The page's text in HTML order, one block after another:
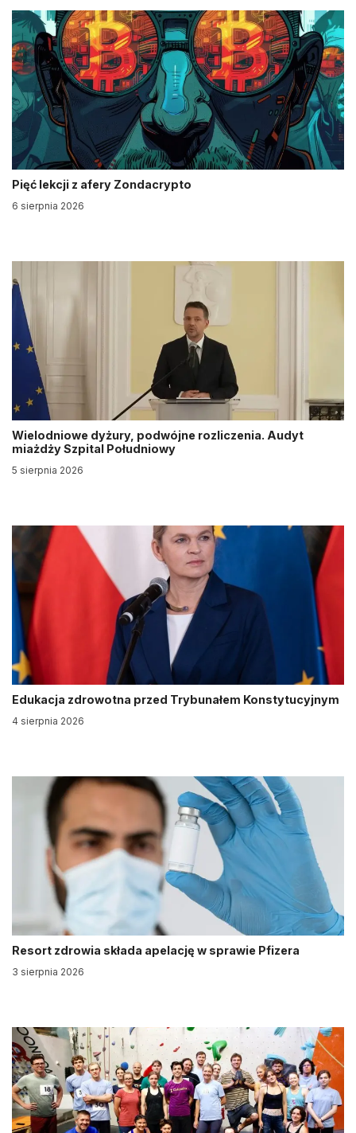
Pięć lekcji z afery Zondacrypto
6 sierpnia 2026
Wielodniowe dyżury, podwójne rozliczenia. Audyt
miażdży Szpital Południowy
5 sierpnia 2026
Edukacja zdrowotna przed Trybunałem Konstytucyjnym
4 sierpnia 2026
Resort zdrowia składa apelację w sprawie Pfizera
3 sierpnia 2026